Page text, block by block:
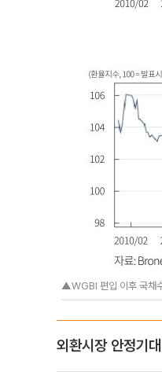
▲WGBI 편입 이후 국채
외환시장 안정기대